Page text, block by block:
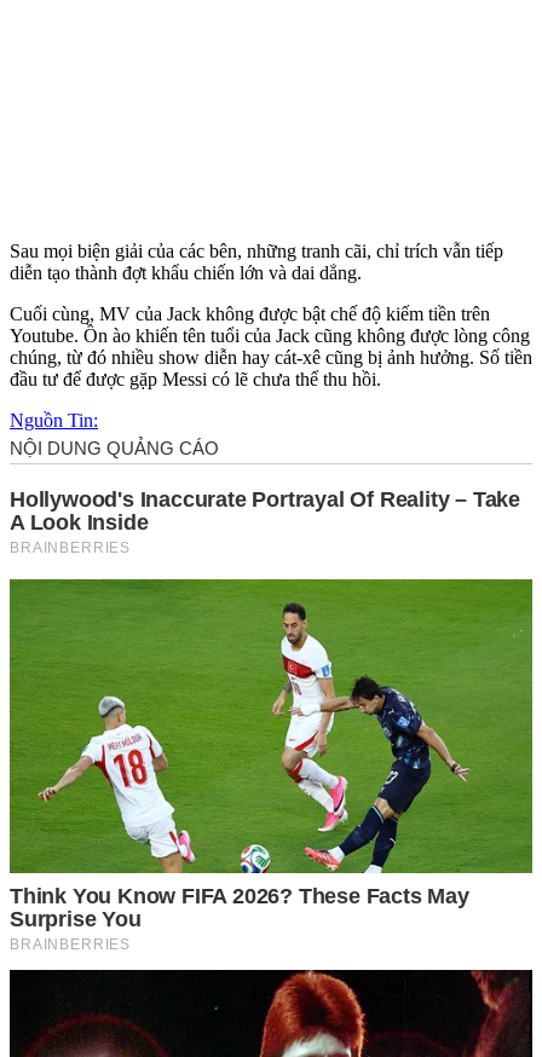
Sau mọi biện giải của các bên, những tranh cãi, chỉ trích vẫn tiếp
diễn tạo thành đợt khẩu chiến lớn và dai dẳng.
Cuối cùng, MV của Jack không được bật chế độ kiếm tiền trên
Youtube. Ồn ào khiến tên tuổi của Jack cũng không được lòng công
chúng, từ đó nhiều show diễn hay cát-xê cũng bị ảnh hưởng. Số tiền
đầu tư để được gặp Messi có lẽ chưa thể thu hồi.
Nguồn Tin: